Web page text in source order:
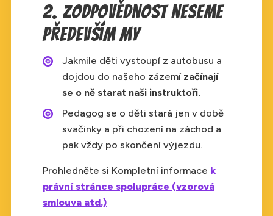
2. Zodpovědnost neseme
především my
Jakmile děti vystoupí z autobusu a
dojdou do našeho zázemí začínají
se o ně starat naši instruktoři.
Pedagog se o děti stará jen v době
svačinky a při chození na záchod a
pak vždy po skončení výjezdu.
Prohledněte si Kompletní informace k
právní stránce spolupráce (vzorová
smlouva atd.)